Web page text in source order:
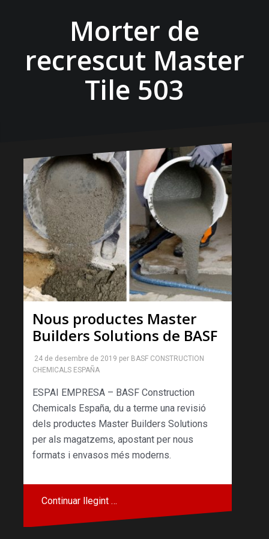
Morter de
recrescut Master
Tile 503
Nous productes Master
Builders Solutions de BASF
24 de desembre de 2019 per BASF CONSTRUCTION
CHEMICALS ESPAÑA
ESPAI EMPRESA – BASF Construction
Chemicals España, du a terme una revisió
dels productes Master Builders Solutions
per als magatzems, apostant per nous
formats i envasos més moderns.
Continuar llegint …